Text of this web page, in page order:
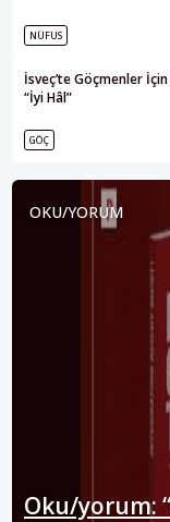
NÜFUS
İsveç’te Göçmenler
“İyi Hâl”
GÖÇ
OKU/YORUM
Oku/yorum: